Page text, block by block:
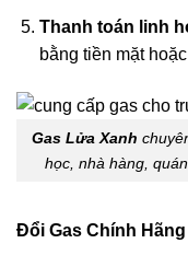
Thanh toán linh
bằng tiền mặt
Gas Lửa Xanh
học, nhà hàng,
Đổi Gas Chính Hãng